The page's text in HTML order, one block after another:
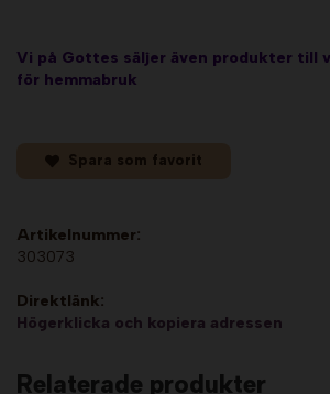
Vi på Gottes säljer även produkter till
för hemmabruk
Spara som favorit
Artikelnummer:
303073
Direktlänk:
Högerklicka och kopiera adressen
Relaterade produkter